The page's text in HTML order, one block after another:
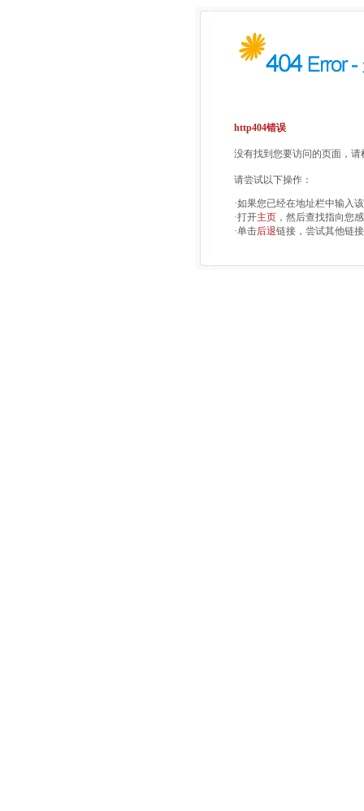
http404错误
没有找到您要访问的页面，
请尝试以下操作：
·如果您已经在地址栏中输入
·打开主页 ，然后查找指向您
·单击后退链接，尝试其他链